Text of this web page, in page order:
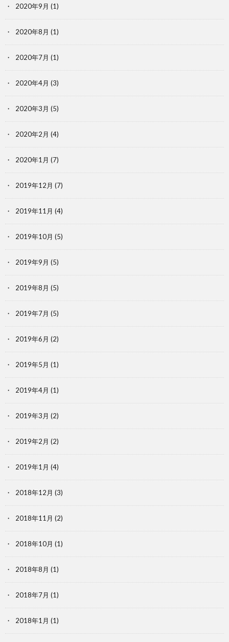
2020年9月 (1)
2020年8月 (1)
2020年7月 (1)
2020年4月 (3)
2020年3月 (5)
2020年2月 (4)
2020年1月 (7)
2019年12月 (7)
2019年11月 (4)
2019年10月 (5)
2019年9月 (5)
2019年8月 (5)
2019年7月 (5)
2019年6月 (2)
2019年5月 (1)
2019年4月 (1)
2019年3月 (2)
2019年2月 (2)
2019年1月 (4)
2018年12月 (3)
2018年11月 (2)
2018年10月 (1)
2018年8月 (1)
2018年7月 (1)
2018年1月 (1)